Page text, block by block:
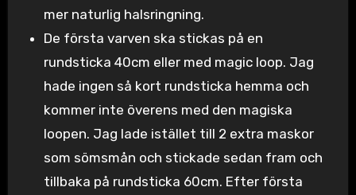
mer naturlig halsringning.
De första varven ska stickas på en
rundsticka 40cm eller med magic loop. Jag
hade ingen så kort rundsticka hemma och
kommer inte överens med den magiska
loopen. Jag lade istället till 2 extra maskor
som sömsmån och stickade sedan fram och
tillbaka på rundsticka 60cm. Efter första